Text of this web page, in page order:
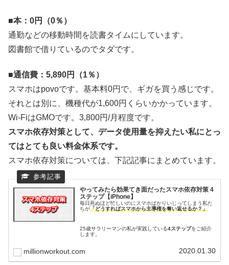
■本：0円（0％）
通勤などの移動時間を読書タイムにしています。
図書館で借りているのでタダです。
■通信費：5,890円（1％）
スマホはpovoです。基本料0円で、ギガを買う感じです。
それとは別に、機種代が1,600円くらいかかっています。
Wi-FiはGMOです。3,800円/月程度です。
スマホ依存対策として、データ使用量を抑えたい私にとっ
てはとても良い料金体系です。
スマホ依存対策については、下記記事にまとめています。
やってみたら効果てき面だったスマホ依存対策 4
ステップ【iPhone】
毎日死ぬほど忙しいのにスマホばかりいじってしまう私た
ちが「どうすればスマホから主導権を奪い返せるか？」
25歳サラリーマンの私が実践している4ステップをご紹介
します。
millionworkout.com 2020.01.30